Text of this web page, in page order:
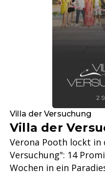
2
Villa der Versuchung
Villa der
Verona Pooth lockt in
Versuchung": 14
Wochen in ein